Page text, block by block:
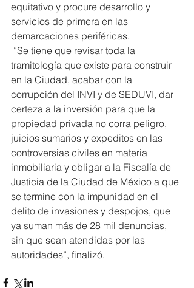
equitativo y procure desarrollo y
servicios de primera en las
demarcaciones periféricas.
“Se tiene que revisar toda la
tramitología que existe para construir
en la Ciudad, acabar con la
corrupción del INVI y de SEDUVI, dar
certeza a la inversión para que la
propiedad privada no corra peligro,
juicios sumarios y expeditos en las
controversias civiles en materia
inmobiliaria y obligar a la Fiscalía de
Justicia de la Ciudad de México a que
se termine con la impunidad en el
delito de invasiones y despojos, que
ya suman más de 28 mil denuncias,
sin que sean atendidas por las
autoridades”, finalizó.